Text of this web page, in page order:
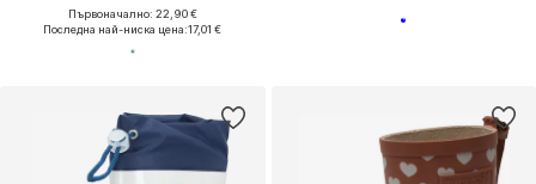
Първоначално: 22,90 €
Последна най-ниска цена:17,01 €